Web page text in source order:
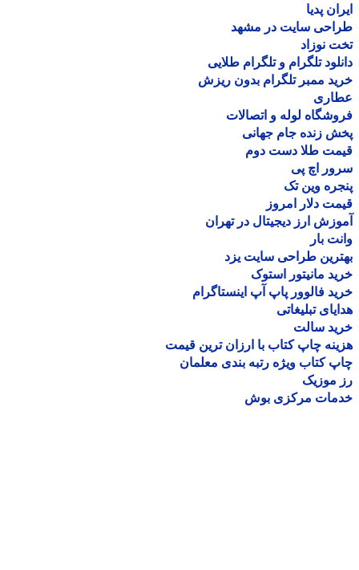
پدیا
سایت در مشهد
نوزاد
تلگرام و تلگرام طلایی
ممبر تلگرام بدون ریزش
لوله و اتصالات
زنده جام جهانی
طلا دست دوم
اچ پی
وین تک
دلار امروز
ارز دیجیتال در تهران
بار
طراحی سایت یزد
مانیتور استوک
فالوور پاپ آپ اینستاگرام
تبلیغاتی
سالت
چاپ کتاب با ارزان ترین قیمت
کتاب ویژه رتبه بندی معلمان
موزیک
مرکزی بوش